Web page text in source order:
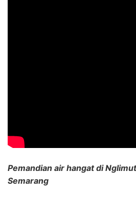
Pemandian air hangat di
Semarang